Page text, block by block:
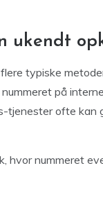
ukendt
typiske
på
tjenester ofte kan
hvor nummeret